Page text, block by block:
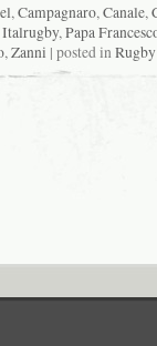
,Campagnaro,Canale,
Italrugby,Papa
,Zanni | posted in